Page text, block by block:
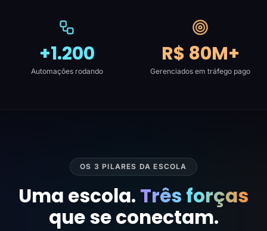
+1.200
Automações rodando
R$ 80M+
Gerenciados em tráfego pago
OS 3 PILARES DA ESCOLA
Uma escola. Três forças
que se conectam.